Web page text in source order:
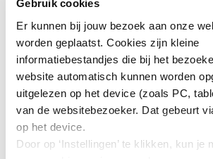
Gebruik cookies
Er kunnen bij jouw bezoek aan onze
worden geplaatst. Cookies zijn kleine
informatiebestandjes die bij het
website automatisch kunnen worden
uitgelezen op het device (zoals PC,
van de websitebezoeker. Dat gebeurt
op het device.
Door op ‘Instellingen’ te klikken, kun je
dr. Marike Knoef.
Download:
Gezond opgroeien, wonen
een structurele
bestrijding van
gezondheidsverschillen